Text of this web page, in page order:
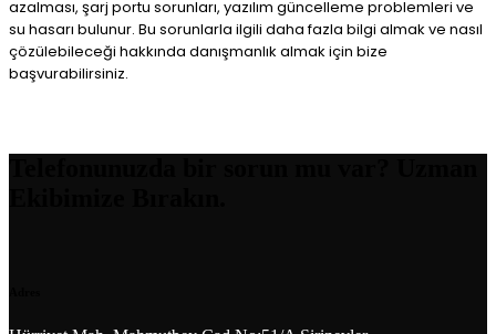
azalması, şarj portu sorunları, yazılım güncelleme problemleri ve
su hasarı bulunur. Bu sorunlarla ilgili daha fazla bilgi almak ve nasıl
çözülebileceği hakkında danışmanlık almak için bize
başvurabilirsiniz.